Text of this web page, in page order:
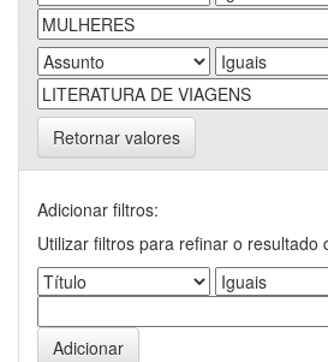
Retornar valores
Adicionar filtros:
Utilizar filtros para refinar o resultado